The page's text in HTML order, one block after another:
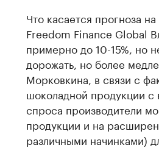
Что касается прогноза
Freedom Finance Global
примерно до 10-15%, но
дорожать, но более
Морковкина, в связи с
шоколадной продукции
спроса производители
продукции и на
различными начинками)